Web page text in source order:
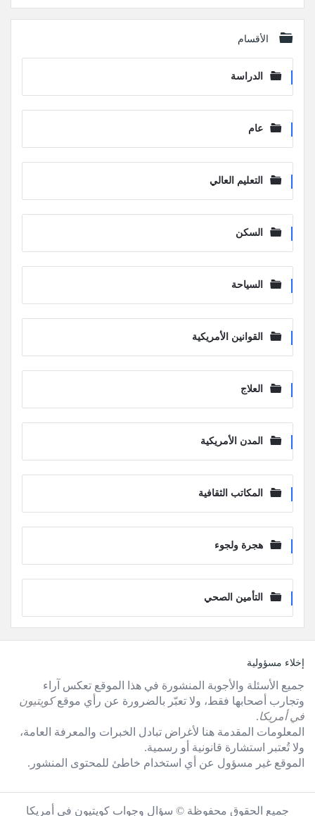
الأقسام
الدراسة
عام
التعليم العالي
السكن
السياحة
القوانين الأمريكية
العلاج
المدن الأمريكية
المكاتب الثقافية
هجرة ولجوء
التأمين الصحي
الفوترإخلاء مسؤولية
جميع الأسئلة والأجوبة المنشورة في هذا الموقع تعكس آراء
وتجارب أصحابها فقط، ولا تعبّر بالضرورة عن رأي موقعكويتيون
في أمريكا.
المعلومات المقدمة هنا لأغراض تبادل الخبرات والمعرفة العامة،
ولا تُعتبر استشارة قانونية أو رسمية.
الموقع غير مسؤول عن أي استخدام خاطئ للمحتوى المنشور.
جميع الحقوق محفوظة © سؤال وجواب كويتيون في أمريكا